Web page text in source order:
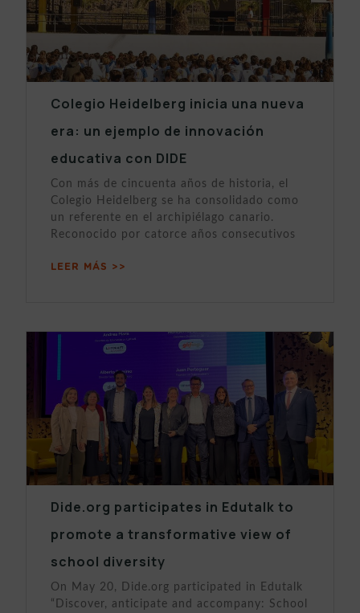
Colegio Heidelberg inicia una nueva
era: un ejemplo de innovación
educativa con DIDE
Con más de cincuenta años de historia, el
Colegio Heidelberg se ha consolidado como
un referente en el archipiélago canario.
Reconocido por catorce años consecutivos
LEER MÁS >>
Dide.org participates in Edutalk to
promote a transformative view of
school diversity
On May 20, Dide.org participated in Edutalk
“Discover, anticipate and accompany: School